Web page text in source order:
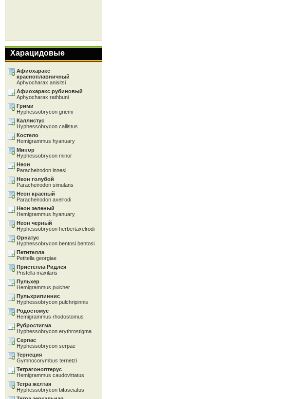
Харацидовые
Афиохаракс
красноплавничный
Aphyocharax anisitsi
Афиохаракс рубиновый
Aphyocharax rathbuni
Грими
Hyphessobrycon griemi
Каллистус
Hyphessobrycon callistus
Костело
Hemigrammus hyanuary
Минор
Hyphessobrycon minor
Неон
Paracheirodon innesi
Неон голубой
Paracheirodon simulans
Неон красный
Paracheirodon axelrodi
Неон зеленый
Hemigrammus hyanuary
Неон черный
Hyphessobrycon herbertaxelrodi
Орнатус
Hyphessobrycon bentosi bentosi
Петителла
Petitella georgiae
Пристелла Ридлея
Pristella maxilaris
Пульхер
Hemigrammus pulcher
Пульхрипиннис
Hyphessobrycon pulchripinnis
Родостомус
Hemigrammus rhodostomus
Рубростигма
Hyphessobrycon erythrostigma
Серпас
Hyphessobrycon serpae
Тернеция
Gymnocorymbus ternetzi
Тетрагоноптерус
Hemigrammus caudovittatus
Тетра желтая
Hyphessobrycon bifasciatus